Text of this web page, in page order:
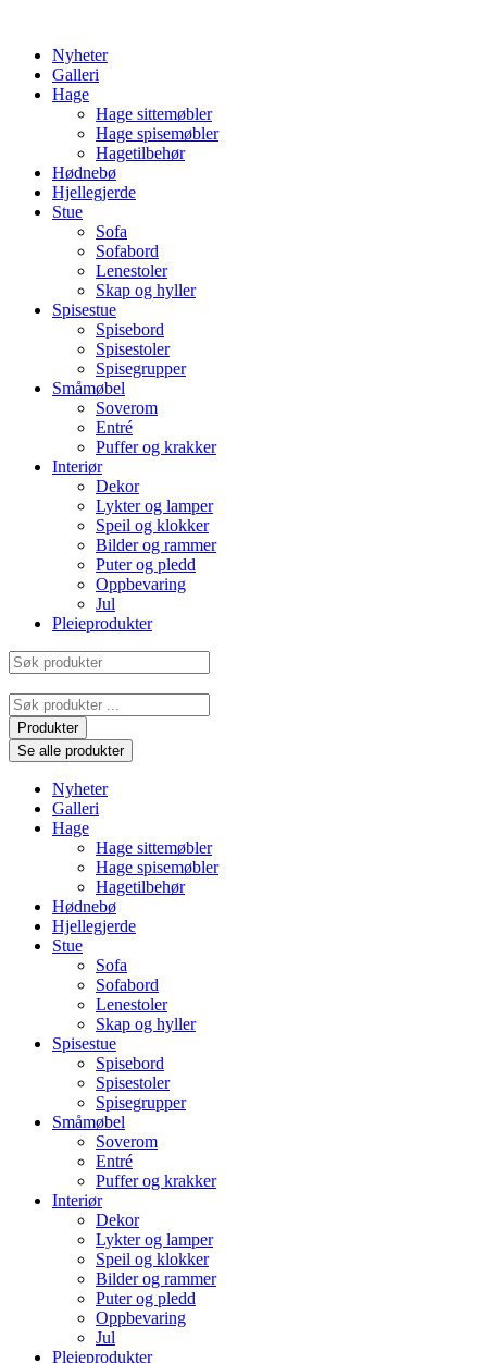
contentNyheter
Galleri
Hage
Hage sittemøbler
Hage spisemøbler
Hagetilbehør
Hødnebø
Hjellegjerde
Stue
Sofa
Sofabord
Lenestoler
Skap og hyller
Spisestue
Spisebord
Spisestoler
Spisegrupper
Småmøbel
Soverom
Entré
Puffer og krakker
Interiør
Dekor
Lykter og lamper
Speil og klokker
Bilder og rammer
Puter og pledd
Oppbevaring
Jul
Pleieprodukter
Søk
produkter
Search
...Produkter
Se alle produkter
Nyheter
Galleri
Hage
Hage sittemøbler
Hage spisemøbler
Hagetilbehør
Hødnebø
Hjellegjerde
Stue
Sofa
Sofabord
Lenestoler
Skap og hyller
Spisestue
Spisebord
Spisestoler
Spisegrupper
Småmøbel
Soverom
Entré
Puffer og krakker
Interiør
Dekor
Lykter og lamper
Speil og klokker
Bilder og rammer
Puter og pledd
Oppbevaring
Jul
Pleieprodukter